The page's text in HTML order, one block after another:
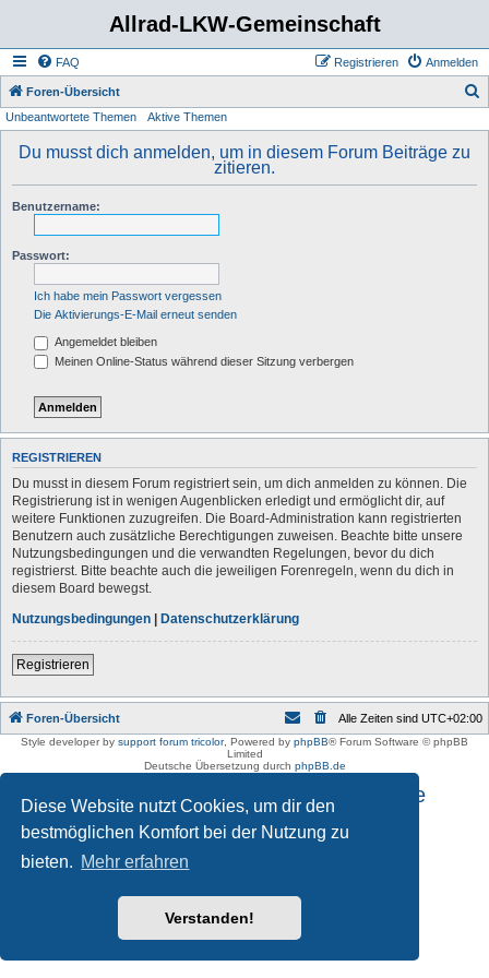
Diese Website nutzt Cookies, um dir den
bestmöglichen Komfort bei der Nutzung zu
bieten. Mehr erfahren
Verstanden!
Allrad-LKW-Gemeinschaft
FAQ Anmelden
Registrieren
Foren-Übersicht
Unbeantwortete Themen Aktive Themen
Du musst dich anmelden, um in diesem Forum Beiträge zu
zitieren.
Benutzername:
Passwort:
Ich habe mein Passwort vergessen
Die Aktivierungs-E-Mail erneut senden
Angemeldet bleiben
Meinen Online-Status während dieser Sitzung verbergen
REGISTRIEREN
Du musst in diesem Forum registriert sein, um dich anmelden zu können. Die
Registrierung ist in wenigen Augenblicken erledigt und ermöglicht dir, auf
weitere Funktionen zuzugreifen. Die Board-Administration kann registrierten
Benutzern auch zusätzliche Berechtigungen zuweisen. Beachte bitte unsere
Nutzungsbedingungen und die verwandten Regelungen, bevor du dich
registrierst. Bitte beachte auch die jeweiligen Forenregeln, wenn du dich in
diesem Board bewegst.
Nutzungsbedingungen | Datenschutzerklärung
Registrieren
Foren-Übersicht Alle Zeiten sind UTC+02:00
Style developer by support forum tricolor, Powered by phpBB® Forum Software © phpBB
Limited
Deutsche Übersetzung durch phpBB.de
Impressum und Datenschutzhinweise